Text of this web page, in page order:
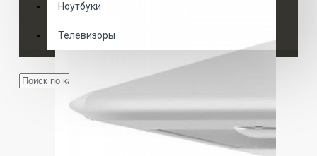
Ноутбуки
Телевизоры